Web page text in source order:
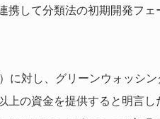
携して分類法の初期開発フェ
に対し、グリーンウォッシ
の資金を提供すると明言し